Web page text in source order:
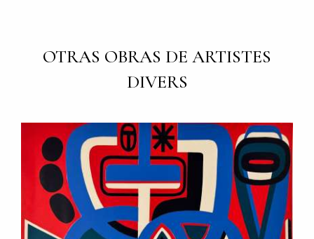
OTRAS OBRAS DE ARTISTES
DIVERS